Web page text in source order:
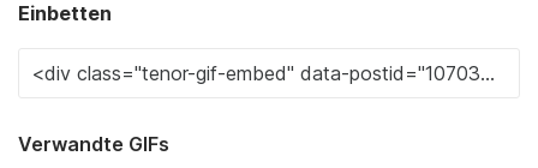
Einbetten
Verwandte GIFs